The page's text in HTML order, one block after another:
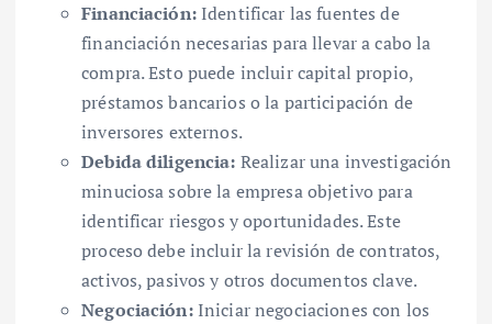
Financiación:Identificar las fuentes de
financiación necesarias para llevar a cabo la
compra. Esto puede incluir capital propio,
préstamos bancarios o la participación de
inversores externos.
Debida diligencia: Realizar una investigación
minuciosa sobre la empresa objetivo para
identificar riesgos y oportunidades. Este
proceso debe incluir la revisión de contratos,
activos, pasivos y otros documentos clave.
Negociación:Iniciar negociaciones con los